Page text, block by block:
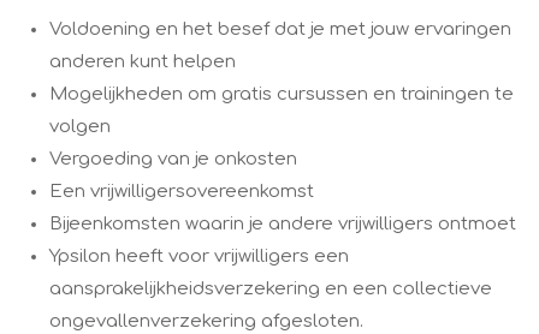
Voldoening en het besef dat je met jouw ervaringen
anderen kunt helpen
Mogelijkheden om gratis cursussen en trainingen te
volgen
Vergoeding van je onkosten
Een vrijwilligersovereenkomst
Bijeenkomsten waarin je andere vrijwilligers ontmoet
Ypsilon heeft voor vrijwilligers een
aansprakelijkheidsverzekering en een collectieve
ongevallenverzekering afgesloten.